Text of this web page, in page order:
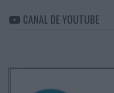
CANAL DE YOUTUBE